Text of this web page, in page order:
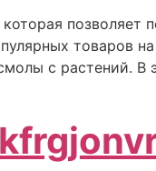
товаров
с растений.